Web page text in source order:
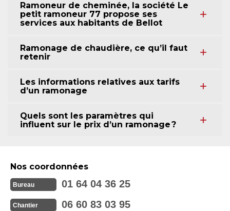
Ramoneur de cheminée, la société Le
petit ramoneur 77 propose ses
services aux habitants de Bellot
Ramonage de chaudière, ce qu’il faut
retenir
Les informations relatives aux tarifs
d’un ramonage
Quels sont les paramètres qui
influent sur le prix d’un ramonage ?
Nos coordonnées
Bureau 01 64 04 36 25
Chantier 06 60 83 03 95